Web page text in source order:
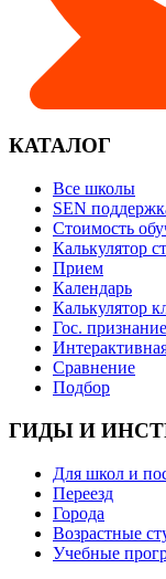
КАТАЛОГ
Все школы
SEN
Стоимость
Калькулятор
Прием
Календарь
Калькулятор
Гос. признание
Сравнение
Подбор
ГИДЫ И
Для школ и
Переезд
Города
Возрастные
Учебные